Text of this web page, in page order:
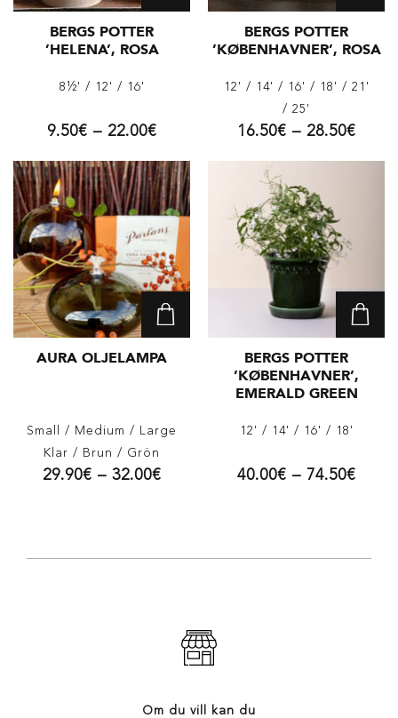
BERGS POTTER
’HELENA’, ROSA
8½' / 12' / 16'
9.50€ – 22.00€
BERGS POTTER
’KØBENHAVNER’, ROSA
12' / 14' / 16' / 18' / 21'
/ 25'
16.50€ – 28.50€
AURA OLJELAMPA
Small / Medium / Large
Klar / Brun / Grön
29.90€ – 32.00€
BERGS POTTER
’KØBENHAVNER’,
EMERALD GREEN
12' / 14' / 16' / 18'
40.00€ – 74.50€
Om du vill kan du